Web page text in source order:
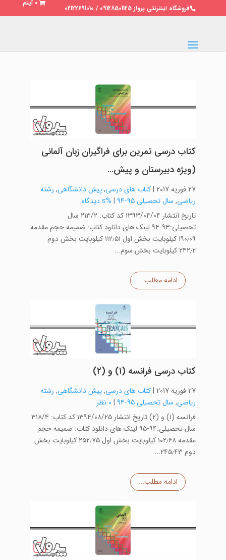
فروشگاه اینترنتی پرواز 09128501125 / 02122691010
0 آیتم
کتاب درسی تمرین برای فراگیران زبان آلمانی
(ویژه دبیرستان و پیش…
27 فوریه 2017 |کتاب های درسی,پیش دانشگاهی, رشته
ریاضی, سال تحصیلی 95-94 | %s دیدگاه
تاریخ انتشار ۱۳۹۳/۰۴/۰۴ کد کتاب: ۲۱۳/۲ سال
تحصیلی:۹۳-۹۴ لینک های دانلود کتاب: ضمیمه حجم مقدمه
۱۹۰٫۰۹ کیلوبایت بخش اول ۱۱۲٫۵۱ کیلوبایت بخش دوم
۲۴۲٫۲ کیلوبایت بخش سوم...
ادامه مطلب...
کتاب درسی فرانسه (۱) و (۲)
27 فوریه 2017 |کتاب های درسی,پیش دانشگاهی, رشته
ریاضی, سال تحصیلی 95-94 | 0 نظر
فرانسه (۱) و (۲) تاریخ انتشار ۱۳۹۴/۰۸/۲۵ کد کتاب: ۳۱۸/۴
سال تحصیلی:۹۴-۹۵ لینک های دانلود کتاب: ضمیمه حجم
مقدمه ۱۰۲٫۶۸ کیلوبایت بخش اول ۲۵۲٫۷۵ کیلوبایت بخش
دوم ۲۴۵٫۴۳...
ادامه مطلب...